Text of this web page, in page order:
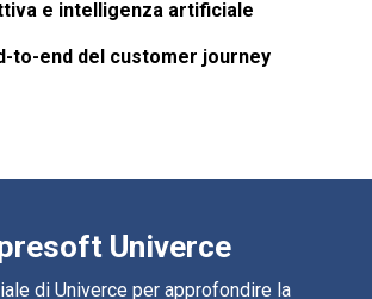
e intelligenza artificiale
to-end del customer journey
Univerce
di Univerce per approfondire la